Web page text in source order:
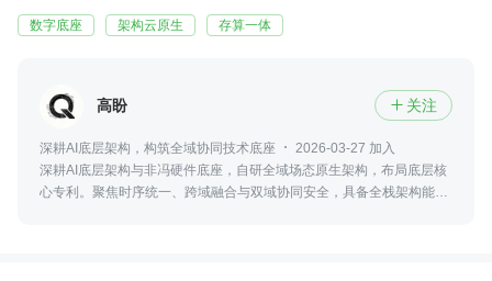
数字底座 架构云原生 存算一体
高盼  关注
深耕AI底层架构，构筑全域协同技术底座
2026-03-27 加入
深耕AI底层架构与非冯硬件底座，自研全域场态原生架构，布局底层核
心专利。聚焦时序统一、跨域融合与双域协同安全，具备全栈架构能